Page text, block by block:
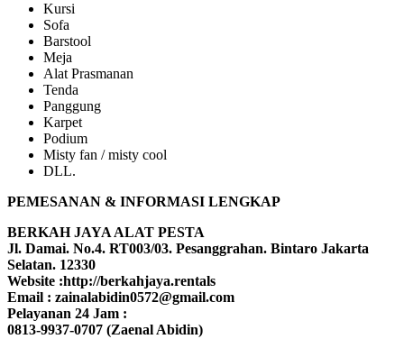
Kursi
Sofa
Barstool
Meja
Alat Prasmanan
Tenda
Panggung
Karpet
Podium
Misty fan / misty cool
DLL.
PEMESANAN & INFORMASI LENGKAP
BERKAH JAYA ALAT PESTA
Jl. Damai. No.4. RT003/03. Pesanggrahan. Bintaro Jakarta
Selatan. 12330
Website :http://berkahjaya.rentals
Email : zainalabidin0572@gmail.com
Pelayanan 24 Jam :
0813-9937-0707 (Zaenal Abidin)